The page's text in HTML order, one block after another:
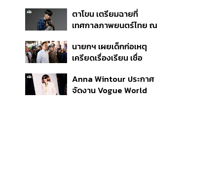
แรก หนุนรายได้ครึ่งปีทะลุ
3.2 แสนล้าน
ตาโขน เตรียมฉายที่
เทศกาลภาพยนตร์ไทย ณ
นายกฯ เผยเด็กก่อเหตุ
เครียดเรื่องเรียน เชื่อ
กระสุนอีกกว่า 30 นัด หาก
ไม่จบชีวิตตัวเองอาจสูญ
Anna Wintour ประกาศ
จัดงาน Vogue World